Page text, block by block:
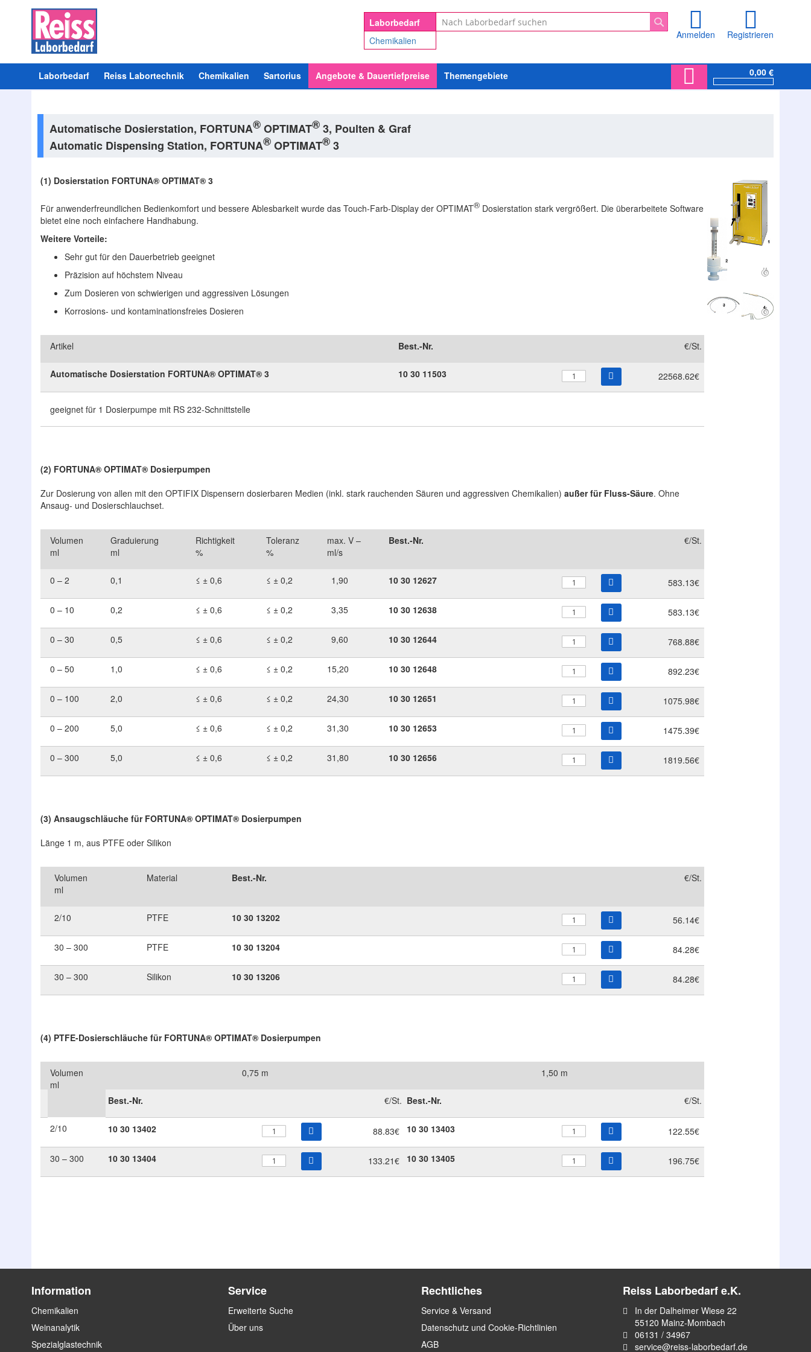
0,00 €
Anmelden Registrieren
Laborbedarf
Chemikalien
Suche
Suche
Laborbedarf Reiss Labortechnik Chemikalien Sartorius Angebote & Dauertiefpreise Themengebiete
Automatische Dosierstation, FORTUNA®OPTIMAT®3, Poulten & Graf
Automatic Dispensing Station, FORTUNA®OPTIMAT®3
(1) Dosierstation FORTUNA® OPTIMAT® 3
Für anwenderfreundlichen Bedienkomfort und bessere Ablesbarkeit wurde das Touch-Farb-Display der OPTIMAT® Dosierstation stark vergrößert. Die überarbeitete Software
bietet eine noch einfachere Handhabung.
Weitere Vorteile:
Sehr gut für den Dauerbetrieb geeignet
Präzision auf höchstem Niveau
Zum Dosieren von schwierigen und aggressiven Lösungen
Korrosions- und kontaminationsfreies Dosieren
Artikel Best.-Nr. €/St.
Automatische Dosierstation FORTUNA® OPTIMAT® 3 10 30 11503 22568.62€
geeignet für 1 Dosierpumpe mit RS 232-Schnittstelle
(2) FORTUNA® OPTIMAT® Dosierpumpen
Zur Dosierung von allen mit den OPTIFIX Dispensern dosierbaren Medien (inkl. stark rauchenden Säuren und aggressiven Chemikalien) außer für Fluss-Säure. Ohne
Ansaug- und Dosierschlauchset.
Volumen
ml
Graduierung
ml
Richtigkeit
%
Toleranz
%
max. V –
ml/s
Best.-Nr. €/St.
0 – 2 0,1 ≤ ± 0,6 ≤ ± 0,2 1,90 10 30 12627 583.13€
0 – 10 0,2 ≤ ± 0,6 ≤ ± 0,2 3,35 10 30 12638 583.13€
0 – 30 0,5 ≤ ± 0,6 ≤ ± 0,2 9,60 10 30 12644 768.88€
0 – 50 1,0 ≤ ± 0,6 ≤ ± 0,2 15,20 10 30 12648 892.23€
0 – 100 2,0 ≤ ± 0,6 ≤ ± 0,2 24,30 10 30 12651 1075.98€
0 – 200 5,0 ≤ ± 0,6 ≤ ± 0,2 31,30 10 30 12653 1475.39€
0 – 300 5,0 ≤ ± 0,6 ≤ ± 0,2 31,80 10 30 12656 1819.56€
(3) Ansaugschläuche für FORTUNA® OPTIMAT® Dosierpumpen
Länge 1 m, aus PTFE oder Silikon
Volumen
ml
Material Best.-Nr. €/St.
2/10 PTFE 10 30 13202 56.14€
30 – 300 PTFE 10 30 13204 84.28€
30 – 300 Silikon 10 30 13206 84.28€
(4) PTFE-Dosierschläuche für FORTUNA® OPTIMAT® Dosierpumpen
Volumen
ml
0,75 m 1,50 m
Best.-Nr. €/St. Best.-Nr. €/St.
2/10 10 30 13402 88.83€ 10 30 13403 122.55€
30 – 300 10 30 13404 133.21€ 10 30 13405 196.75€
springen
springen
Information
Chemikalien
Weinanalytik
Spezialglastechnik
Service
Erweiterte Suche
Über uns
Rechtliches
Service & Versand
Datenschutz und Cookie-Richtlinien
AGB
Reiss Laborbedarf e.K.
In der Dalheimer Wiese 22
55120 Mainz-Mombach
06131 / 34967
service@reiss-laborbedarf.de